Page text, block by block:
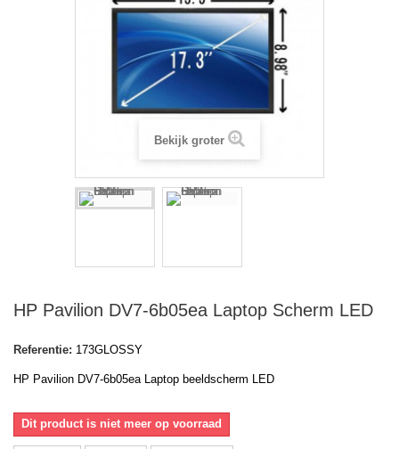
Bekijk groter
HP Pavilion DV7-6b05ea Laptop Scherm LED
Referentie: 173GLOSSY
HP Pavilion DV7-6b05ea Laptop beeldscherm LED
Dit product is niet meer op voorraad